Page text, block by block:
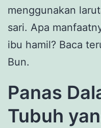
menggunakan
sari. Apa
ibu hamil? Baca
Bun.
Panas
Tubuh